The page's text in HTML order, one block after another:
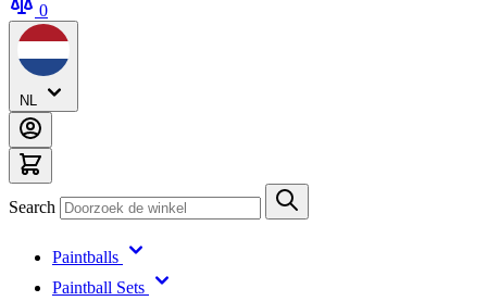
0
NL
Search
Paintballs
Paintball Sets